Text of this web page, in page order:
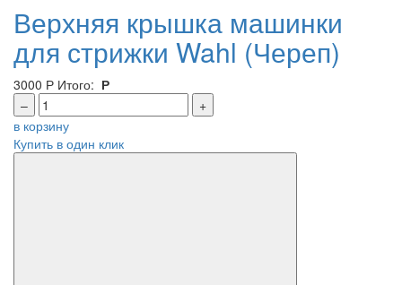
Верхняя крышка машинки
для стрижки Wahl (Череп)
3000 Р Итого: Р
–
+
в корзину
Купить в один клик